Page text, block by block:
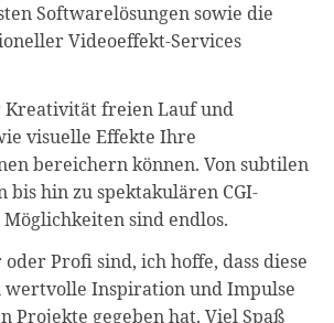
Softwarelösungen sowie die
Videoeffekt-Services
Kreativität freien Lauf und
visuelle Effekte Ihre
bereichern können. Von subtilen
hin zu spektakulären CGI-
sind endlos.
oder Profi sind, ich hoffe, dass diese
wertvolle Inspiration und Impulse
Projekte gegeben hat. Viel Spaß